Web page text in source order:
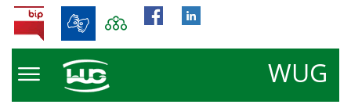
WUG
BIP